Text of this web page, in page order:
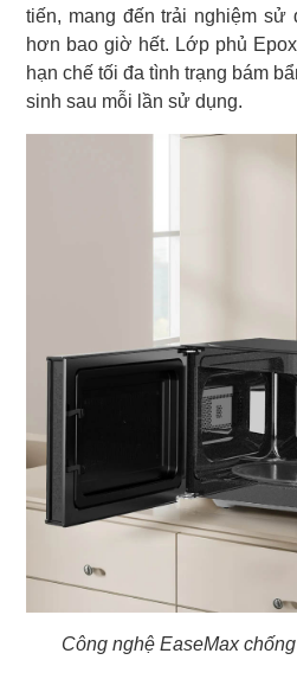
tiến, mang đến trải nghiệm
hơn bao giờ hết. Lớp phủ
hạn chế tối đa tình trạng bám
sinh sau mỗi lần sử dụng.
Công nghệ EaseMax